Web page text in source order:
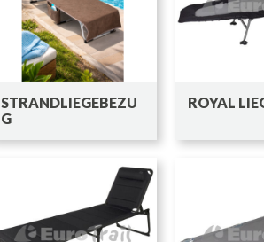
STRANDLIEGEBEZU
G
ROYAL